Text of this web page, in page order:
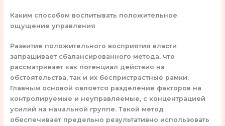
Каким способом воспитывать положительное
ощущение управления
Развитие положительного восприятия власти
запрашивает сбалансированного метода, что
рассматривает как потенциал действия на
обстоятельства, так и их беспристрастные рамки.
Главным основой является разделение факторов на
контролируемые и неуправляемые, с концентрацией
усилий на начальной группе. Такой метод
обеспечивает предельно результативно использовать